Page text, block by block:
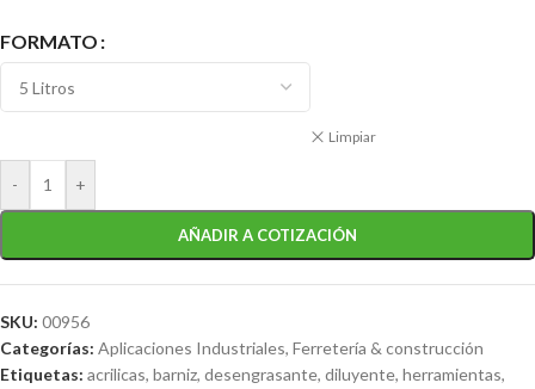
FORMATO
Limpiar
- +
AÑADIR A COTIZACIÓN
SKU: 00956
Categorías: Aplicaciones Industriales, Ferretería & construcción
Etiquetas: acrilicas, barniz, desengrasante, diluyente, herramientas,